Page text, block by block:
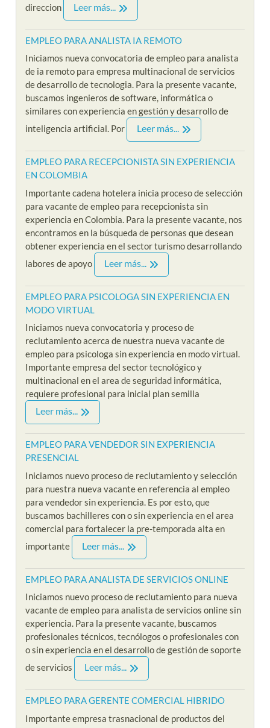
direccion
Leer más...
EMPLEO PARA ANALISTA IA REMOTO
Iniciamos nueva convocatoria de empleo para analista
de ia remoto para empresa multinacional de servicios
de desarrollo de tecnologia. Para la presente vacante,
buscamos ingenieros de software, informática o
similares con experiencia en gestión y desarrollo de
inteligencia artificial. Por
Leer más...
EMPLEO PARA RECEPCIONISTA SIN EXPERIENCIA
EN COLOMBIA
Importante cadena hotelera inicia proceso de selección
para vacante de empleo para recepcionista sin
experiencia en Colombia. Para la presente vacante, nos
encontramos en la búsqueda de personas que desean
obtener experiencia en el sector turismo desarrollando
labores de apoyo
Leer más...
EMPLEO PARA PSICOLOGA SIN EXPERIENCIA EN
MODO VIRTUAL
Iniciamos nueva convocatoria y proceso de
reclutamiento acerca de nuestra nueva vacante de
empleo para psicologa sin experiencia en modo virtual.
Importante empresa del sector tecnológico y
multinacional en el area de seguridad informática,
requiere profesional para inicial plan semilla
Leer más...
EMPLEO PARA VENDEDOR SIN EXPERIENCIA
PRESENCIAL
Iniciamos nuevo proceso de reclutamiento y selección
para nuestra nueva vacante en referencia al empleo
para vendedor sin experiencia. Es por esto, que
buscamos bachilleres con o sin experiencia en el area
comercial para fortalecer la pre-temporada alta en
importante
Leer más...
EMPLEO PARA ANALISTA DE SERVICIOS ONLINE
Iniciamos nuevo proceso de reclutamiento para nueva
vacante de empleo para analista de servicios online sin
experiencia. Para la presente vacante, buscamos
profesionales técnicos, tecnólogos o profesionales con
o sin experiencia en el desarrollo de gestión de soporte
de servicios
Leer más...
EMPLEO PARA GERENTE COMERCIAL HIBRIDO
Importante empresa trasnacional de productos del